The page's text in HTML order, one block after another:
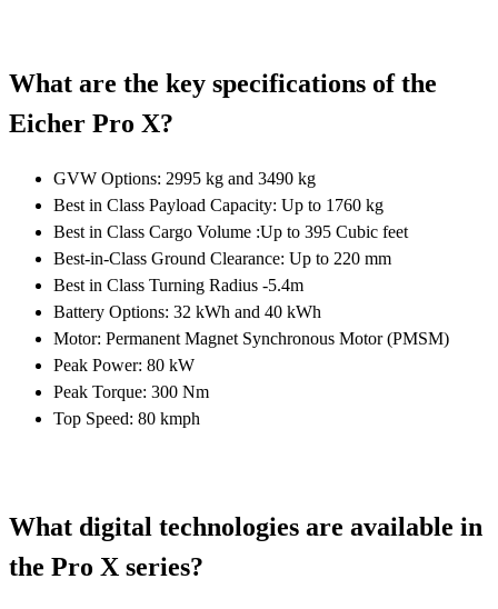
What are the key specifications of the
Eicher Pro X?
GVW Options: 2995 kg and 3490 kg
Best in Class Payload Capacity: Up to 1760 kg
Best in Class Cargo Volume :Up to 395 Cubic feet
Best-in-Class Ground Clearance: Up to 220 mm
Best in Class Turning Radius -5.4m
Battery Options: 32 kWh and 40 kWh
Motor: Permanent Magnet Synchronous Motor (PMSM)
Peak Power: 80 kW
Peak Torque: 300 Nm
Top Speed: 80 kmph
What digital technologies are available in
the Pro X series?